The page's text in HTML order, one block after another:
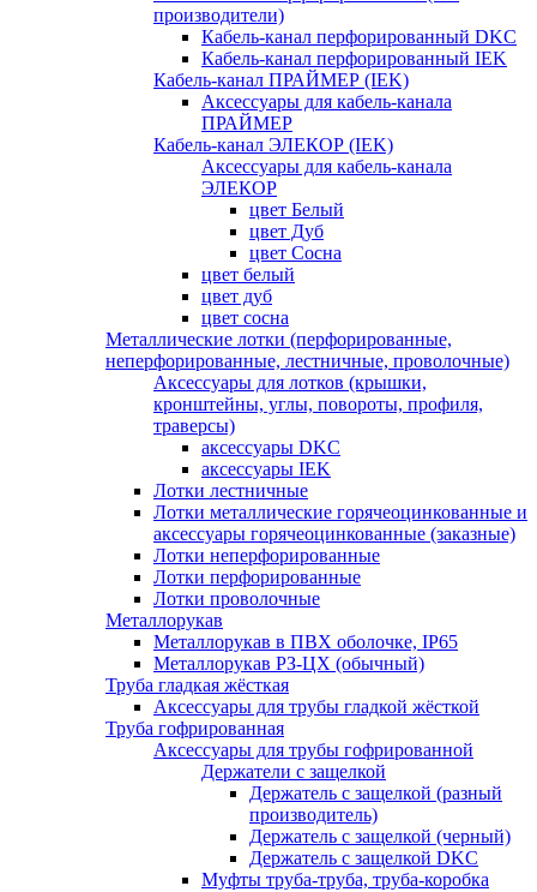
производители)
Кабель-канал перфорированный DKC
Кабель-канал перфорированный IEK
Кабель-канал ПРАЙМЕР (IEK)
Аксессуары для кабель-канала
ПРАЙМЕР
Кабель-канал ЭЛЕКОР (IEK)
Аксессуары для кабель-канала
ЭЛЕКОР
цвет Белый
цвет Дуб
цвет Сосна
цвет белый
цвет дуб
цвет сосна
Металлические лотки (перфорированные,
неперфорированные, лестничные, проволочные)
Аксессуары для лотков (крышки,
кронштейны, углы, повороты, профиля,
траверсы)
аксессуары DKC
аксессуары IEK
Лотки лестничные
Лотки металлические горячеоцинкованные и
аксессуары горячеоцинкованные (заказные)
Лотки неперфорированные
Лотки перфорированные
Лотки проволочные
Металлорукав
Металлорукав в ПВХ оболочке, IP65
Металлорукав РЗ-ЦХ (обычный)
Труба гладкая жёсткая
Аксессуары для трубы гладкой жёсткой
Труба гофрированная
Аксессуары для трубы гофрированной
Держатели с защелкой
Держатель с защелкой (разный
производитель)
Держатель с защелкой (черный)
Держатель с защелкой DKC
Муфты труба-труба, труба-коробка